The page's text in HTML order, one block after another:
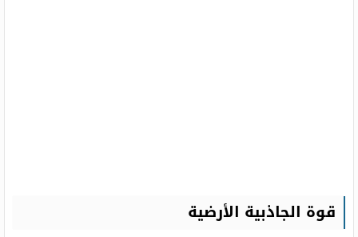
قوة الجاذبية الأرضية